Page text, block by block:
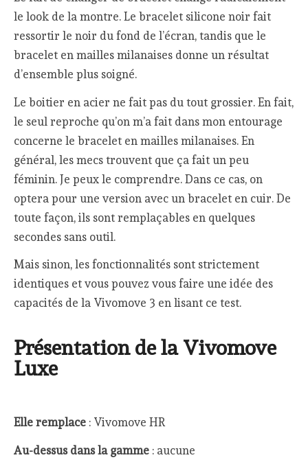
le look de la montre. Le bracelet silicone noir fait
ressortir le noir du fond de l’écran, tandis que le
bracelet en mailles milanaises donne un résultat
d’ensemble plus soigné.
Le boitier en acier ne fait pas du tout grossier. En fait,
le seul reproche qu’on m’a fait dans mon entourage
concerne le bracelet en mailles milanaises. En
général, les mecs trouvent que ça fait un peu
féminin. Je peux le comprendre. Dans ce cas, on
optera pour une version avec un bracelet en cuir. De
toute façon, ils sont remplaçables en quelques
secondes sans outil.
Mais sinon, les fonctionnalités sont strictement
identiques et vous pouvez vous faire une idée des
capacités de la Vivomove 3 en lisant ce test.
Présentation de la Vivomove
Luxe
Elle remplace : Vivomove HR
Au-dessus dans la gamme : aucune